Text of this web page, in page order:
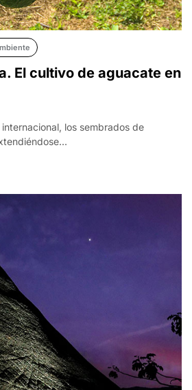
El cultivo de aguacate en
los sembrados de